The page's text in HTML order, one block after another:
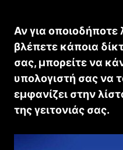
Αν για οποιοδήποτε
βλέπετε κάποια
σας, μπορείτε να
υπολογιστή σας να
εμφανίζει στην
της γειτονιάς σας.